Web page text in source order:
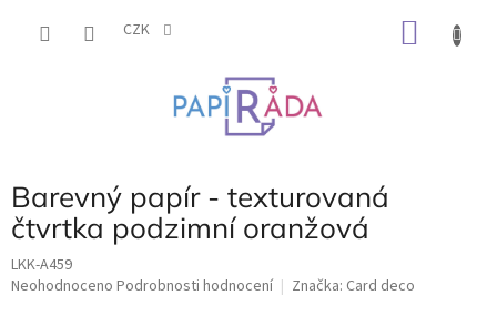
CZK
Barevný papír - texturovaná
čtvrtka podzimní oranžová
LKK-A459
Průměrné
Neohodnoceno Podrobnosti hodnocení Značka: Card deco